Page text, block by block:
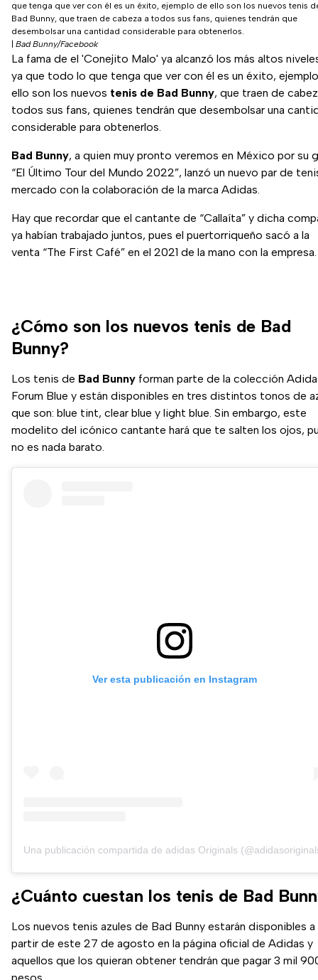
que tenga que ver con él es un éxito, ejemplo de ello son los nuevos tenis
Bad Bunny, que traen de cabeza a todos sus fans, quienes tendrán que
desembolsar una cantidad considerable para obtenerlos.
Bad Bunny/Facebook
La fama de el 'Conejito Malo' ya alcanzó los más altos
ya que todo lo que tenga que ver con él es un éxito,
ello son los nuevos tenis de Bad Bunny, que traen de
todos sus fans, quienes tendrán que desembolsar una
considerable para obtenerlos.
Bad Bunny, a quien muy pronto veremos en México por su
“El Último Tour del Mundo 2022”, lanzó un nuevo par de
mercado con la colaboración de la marca Adidas.
Hay que recordar que el cantante de “Callaíta” y dicha
ya habían trabajado juntos, pues el puertorriqueño sacó a la
venta “The First Café” en el 2021 de la mano con la empresa.
¿Cómo son los nuevos tenis de Bad
Bunny?
Los tenis de Bad Bunny forman parte de la colección
Forum Blue y están disponibles en tres distintos tonos de
que son: blue tint, clear blue y light blue. Sin embargo, este
modelito del icónico cantante hará que te salten los ojos,
no es nada barato.
Ver esta publicación en Instagram
Una publicación compartida de adidas Originals
¿Cuánto cuestan los tenis de Bad
Los nuevos tenis azules de Bad Bunny estarán disponibles a
partir de este 27 de agosto en la página oficial de Adidas y
aquellos que los quieran obtener tendrán que pagar 3 mil